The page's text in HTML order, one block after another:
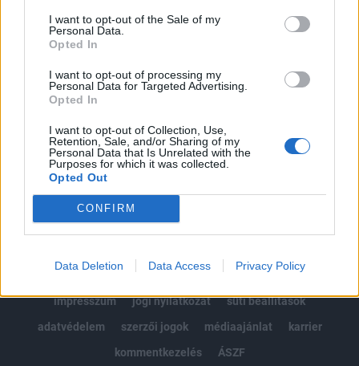
I want to opt-out of the Sale of my
Personal Data.
Opted In
I want to opt-out of processing my
Personal Data for Targeted Advertising.
Opted In
I want to opt-out of Collection, Use,
Retention, Sale, and/or Sharing of my
Personal Data that Is Unrelated with the
Purposes for which it was collected.
Opted Out
CONFIRM
Data Deletion Data Access Privacy Policy
Kötéslisták: BÉT elmúlt 2 év napon belüli
kötéslistái
Előfizetés
MÁR ELŐFIZETŐNK VAGY?BEJELENTKEZÉS
impresszum
jogi nyilatkozat
süti beállítások
adatvédelem
szerzői jogok médiaajánlat
karrier
kommentkezelés
ÁSZF